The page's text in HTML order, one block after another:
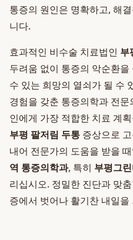
통증의 원인은 명확하고, 해
니다.
효과적인 비수술 치료법인 부
두려움 없이 통증의 악순환
수 있는 희망의 열쇠가 될 수
경험을 갖춘 통증의학과 전
인에게 가장 적합한 치료 계
부평 팔저림 두통 증상으로
내어 전문가의 도움을 받을
역 통증의학과, 특히 부평그
리십시오. 정밀한 진단과 맞
증에서 벗어나 활기찬 내일